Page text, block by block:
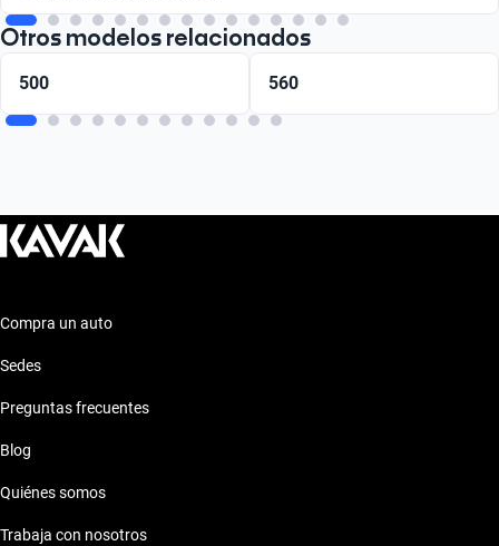
Otros modelos relacionados
500 560
Compra un auto
Sedes
Preguntas frecuentes
Blog
Quiénes somos
Trabaja con nosotros